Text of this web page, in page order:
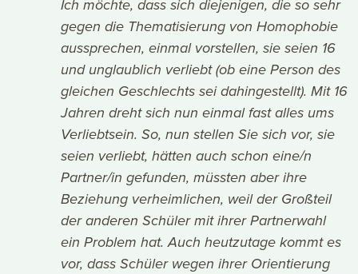
Ich möchte, dass sich diejenigen, die so sehr
gegen die Thematisierung von Homophobie
aussprechen, einmal vorstellen, sie seien 16
und unglaublich verliebt (ob eine Person des
gleichen Geschlechts sei dahingestellt). Mit 16
Jahren dreht sich nun einmal fast alles ums
Verliebtsein. So, nun stellen Sie sich vor, sie
seien verliebt, hätten auch schon eine/n
Partner/in gefunden, müssten aber ihre
Beziehung verheimlichen, weil der Großteil
der anderen Schüler mit ihrer Partnerwahl
ein Problem hat. Auch heutzutage kommt es
vor, dass Schüler wegen ihrer Orientierung